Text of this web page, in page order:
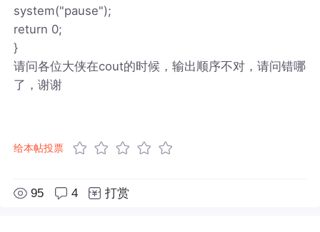
system("pause");
return 0;
}
请问各位大侠在cout的时候，输出顺序不对，请问错哪
了，谢谢
给本帖投票
95 4 打赏